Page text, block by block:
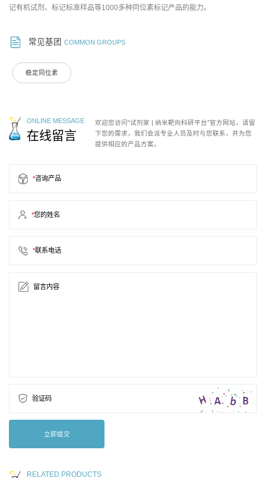
记有机试剂、标记标准样品等1000多种同位素标记产品的能力。
常见基团 COMMON GROUPS
稳定同位素
ONLINE MESSAGE
在线留言
欢迎您访问“试剂家 | 纳米靶向科研平台”官方网站，请留
下您的需求，我们会派专业人员及时与您联系，并为您
提供相应的产品方案。
*咨询产品
*您的姓名
*联系电话
留言内容
验证码
立即提交
RELATED PRODUCTS